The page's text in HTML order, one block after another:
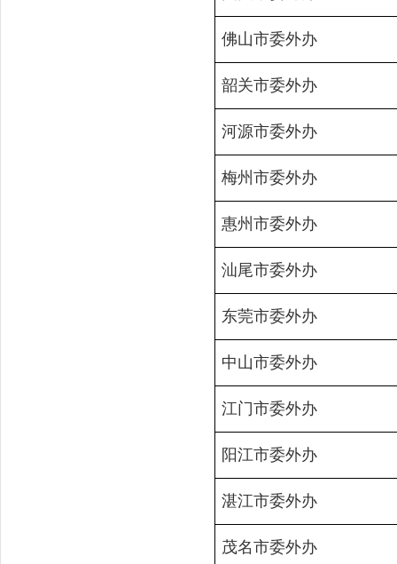
佛山市委外办
韶关市委外办
河源市委外办
梅州市委外办
惠州市委外办
汕尾市委外办
东莞市委外办
中山市委外办
江门市委外办
阳江市委外办
湛江市委外办
茂名市委外办